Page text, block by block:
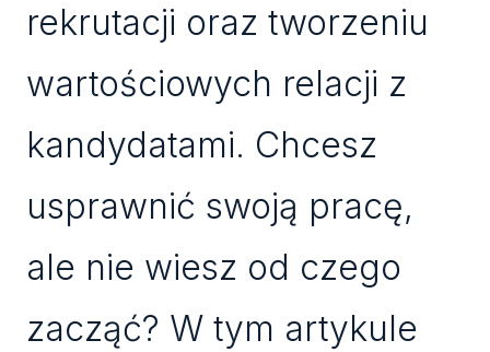
rekrutacji oraz tworzeniu
wartościowych relacji z
kandydatami. Chcesz
usprawnić swoją pracę,
ale nie wiesz od czego
zacząć? W tym artykule